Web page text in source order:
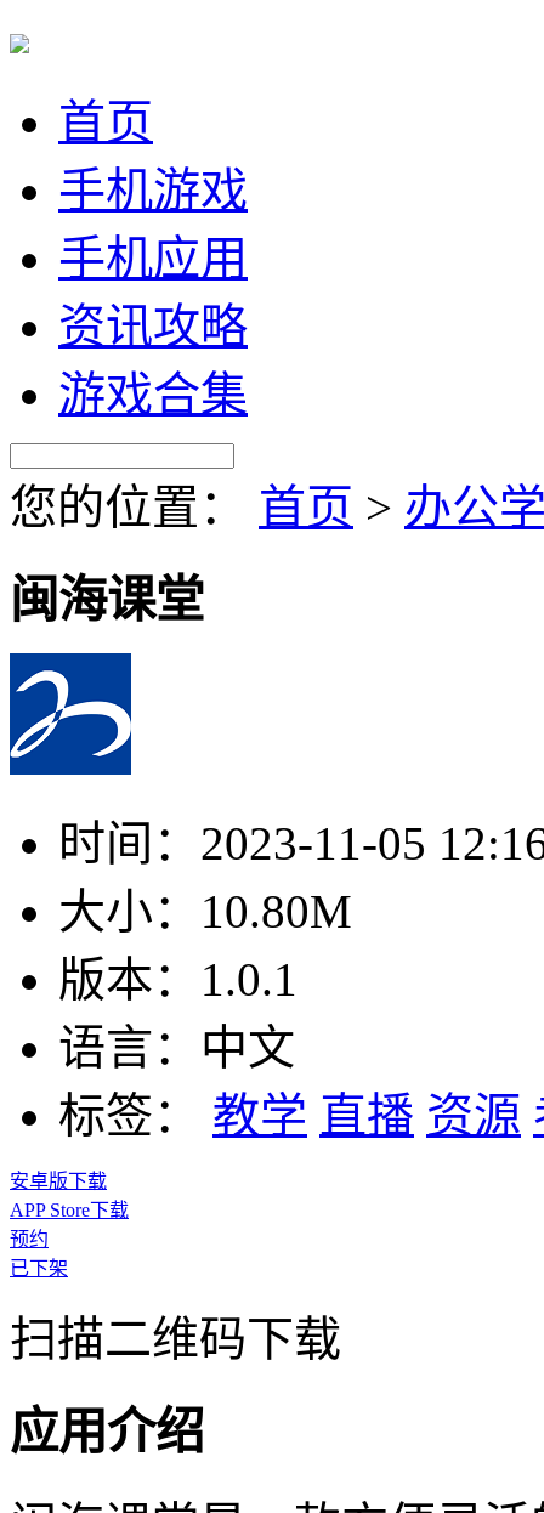
首页
手机游戏
手机应用
资讯攻略
游戏合集
您的位置： 首页 > 办公
闽海课堂
时间： 2023-11-05
大小： 10.80M
版本： 1.0.1
语言： 中文
标签：
教学 直播 资源
安卓版下载
APP Store下载
预约
已下架
扫描二维码下载
应用介绍